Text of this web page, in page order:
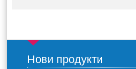
Нови продукти